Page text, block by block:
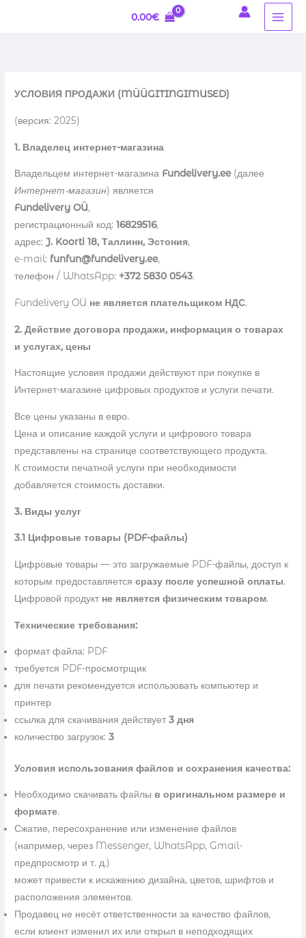
0.00€
УСЛОВИЯ ПРОДАЖИ (MÜÜGITINGIMUSED)
(версия: 2025)
1. Владелец интернет-магазина
Владельцем интернет-магазина Fundelivery.ee(далее
Интернет-магазин) является
Fundelivery OÜ,
регистрационный код:16829516,
адрес:J. Koorti 18, Таллинн, Эстония,
e-mail: funfun@fundelivery.ee,
телефон / WhatsApp: +372 5830 0543.
Fundelivery OÜ не является плательщиком НДС.
2. Действие договора продажи, информация о товарах
и услугах, цены
Настоящие условия продажи действуют при покупке в
Интернет-магазине цифровых продуктов и услуги печати.
Все цены указаны в евро.
Цена и описание каждой услуги и цифрового товара
представлены на странице соответствующего продукта.
К стоимости печатной услуги при необходимости
добавляется стоимость доставки.
3. Виды услуг
3.1 Цифровые товары (PDF-файлы)
Цифровые товары — это загружаемые PDF-файлы, доступ к
которым предоставляетсясразу после успешной оплаты.
Цифровой продукт не является физическим товаром.
Технические требования:
формат файла: PDF
требуется PDF-просмотрщик
для печати рекомендуется использовать компьютер и
принтер
ссылка для скачивания действует3 дня
количество загрузок:3
Условия использования файлов и сохранения качества:
Необходимо скачивать файлы в оригинальном размере и
формате.
Сжатие, пересохранение или изменение файлов
(например, через Messenger, WhatsApp, Gmail-
предпросмотр и т. д.)
может привести к искажению дизайна, цветов, шрифтов и
расположения элементов.
Продавец не несёт ответственности за качество файлов,
если клиент изменил их или открыл в неподходящих